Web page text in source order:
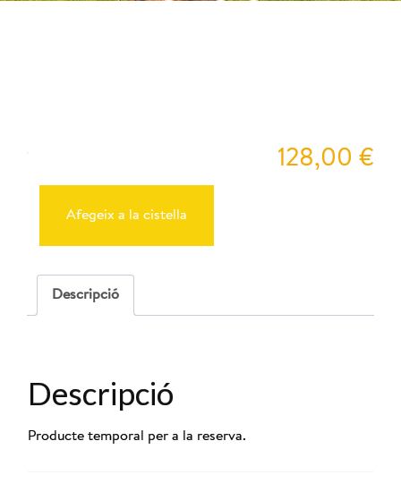
10:00
128,00 €
quantitat
Reserva
26-
2025
Afegeix a la cistella
Descripció
Descripció
Producte temporal per a la reserva.